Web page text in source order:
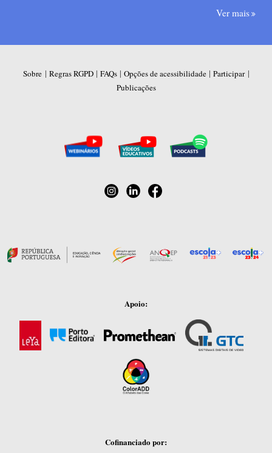
Ver mais
Sobre | Regras RGPD| FAQs| Opções de acessibilidade| Participar|
Publicações
Apoio:
Cofinanciado por: